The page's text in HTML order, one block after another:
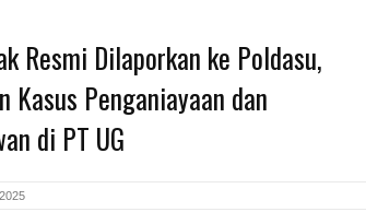
Resmi Dilaporkan ke Poldasu,
Kasus Penganiayaan dan
di PT UG